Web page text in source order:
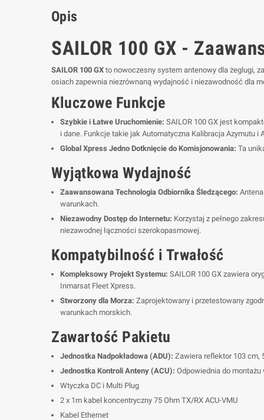
Opis
SAILOR 100 GX -
SAILOR 100 GX to nowoczesny system antenowy dla żeglugi,
osiach zapewnia niezrównaną wydajność i niezawodność dla
Kluczowe Funkcje
Szybkie i Łatwe Uruchomienie: SAILOR 100 GX jest
i dane. Funkcje takie jak Automatyczna Kalibracja Azymutu
Global Xpress Jedno Dotknięcie do Komisjonowania: Ta
Wyjątkowa Wydajność
Zaawansowana Technologia Odbiornika Śledzącego:
warunkach.
Niezawodny Dostęp do Internetu: Korzystaj z pełnego
niezawodnej łączności szerokopasmowej.
Kompatybilność i Trwałość
Kompleksowy Projekt Systemu: SAILOR 100 GX zawiera
Inmarsat Fleet Xpress.
Stworzony dla Morza: Zaprojektowany i przetestowany
warunkach morskich.
Zawartość Pakietu
Jednostka Nadpokładowa (ADU): Zawiera reflektor 103 cm,
Jednostka Kontroli Anteny (ACU): Odpowiednia do
Wtyczka DC i Multi Plug
2 x 1m kabel koncentryczny 75 Ohm TX/RX ACU-VMU
Kabel Ethernet